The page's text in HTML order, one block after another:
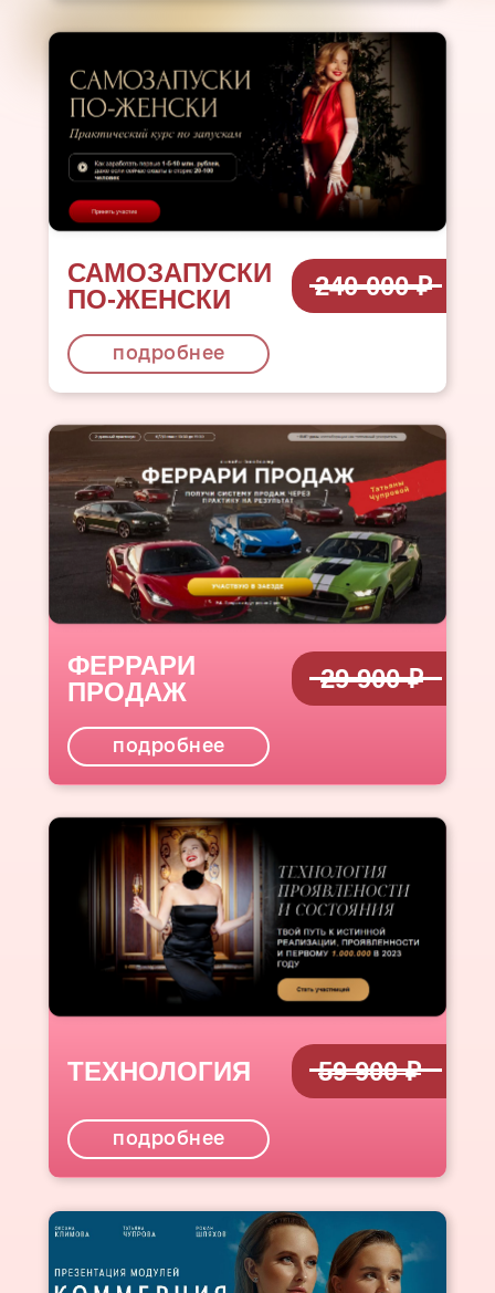
ФЕРРАРИ
ПРОДАЖ
подробнее
29 900 ₽
ТЕХНОЛОГИЯ
подробнее
59 900 ₽
САМОЗАПУСКИ
ПО-ЖЕНСКИ
подробнее
240 000 ₽